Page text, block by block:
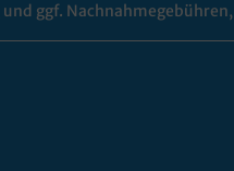
und ggf.